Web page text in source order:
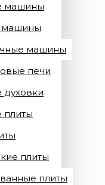
машины
машины
машины
печи
духовки
плиты
плиты
плиты